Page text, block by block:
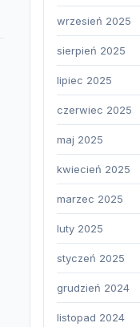
wrzesień 2025
sierpień 2025
lipiec 2025
czerwiec 2025
maj 2025
kwiecień 2025
marzec 2025
luty 2025
styczeń 2025
grudzień 2024
listopad 2024